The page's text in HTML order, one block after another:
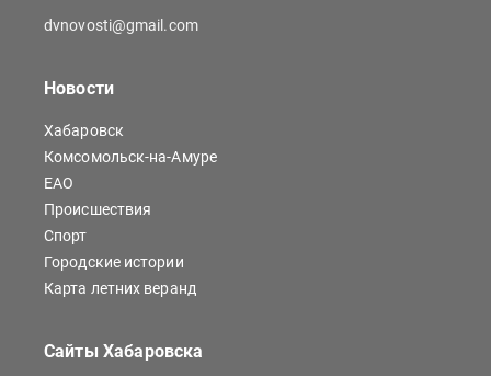
dvnovosti@gmail.com
Новости
Хабаровск
Комсомольск-на-Амуре
ЕАО
Происшествия
Спорт
Городские истории
Карта летних веранд
Сайты Хабаровска